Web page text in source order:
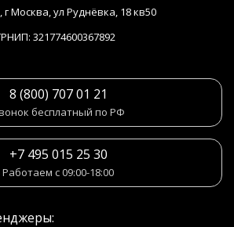
г Москва, ул Руднёвка, 18 кв50
321774600367892
8 (800) 707 01 21
бесплатный по РФ
+7 495 015 25 30
Работаем с 09:00-18:00